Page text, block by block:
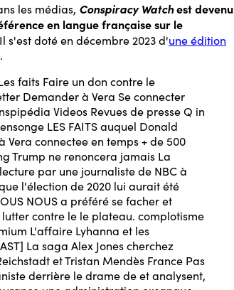
les médias, Conspiracy Watchest devenu
en langue française sur le
s'est doté en décembre 2023 d'une édition
.